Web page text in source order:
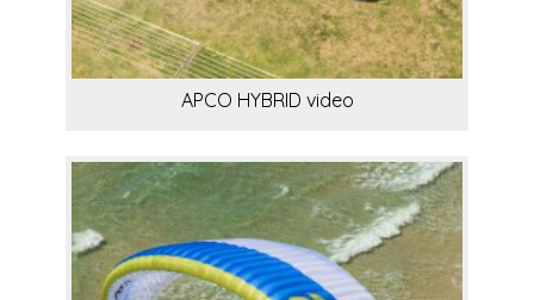
APCO HYBRID video